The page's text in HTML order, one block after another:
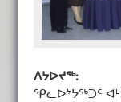
ᐱᔭᐅᔪᖅ:
ᕿᓚᐅᔾᔭᖅᑐᑦ